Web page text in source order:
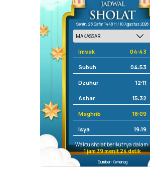
Senin, 25 Safar 1448 H / 10 Agustus 2026
Imsak 04:43
Subuh 04:53
Dzuhur 12:11
Ashar 15:32
Maghrib 18:09
Isya 19:19
Waktu sholat berikutnya dalam:
1 jam 39 menit 24 detik
Sumber: Kemenag